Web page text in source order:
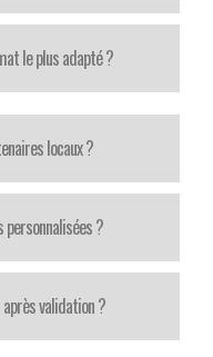
le plus adapté ?
locaux ?
?
validation ?